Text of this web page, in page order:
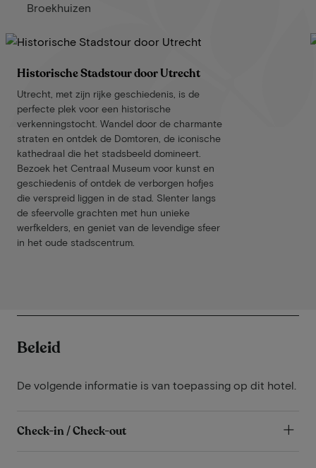
Broekhuizen
Historische Stadstour door Utrecht
Utrecht, met zijn rijke geschiedenis, is de
perfecte plek voor een historische
verkenningstocht. Wandel door de charmante
straten en ontdek de Domtoren, de iconische
kathedraal die het stadsbeeld domineert.
Bezoek het Centraal Museum voor kunst en
geschiedenis of ontdek de verborgen hofjes
die verspreid liggen in de stad. Slenter langs
de sfeervolle grachten met hun unieke
werfkelders, en geniet van de levendige sfeer
in het oude stadscentrum.
Beleid
De volgende informatie is van toepassing op dit hotel.
Check-in / Check-out